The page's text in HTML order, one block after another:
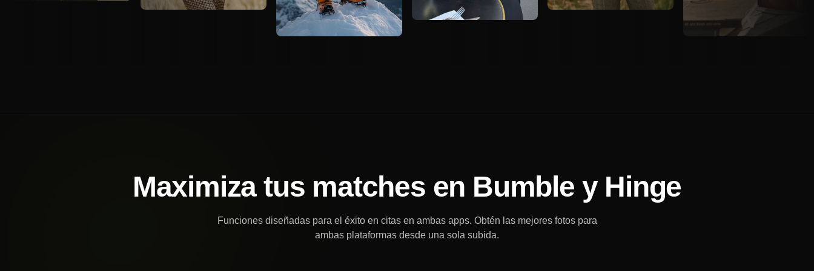
Maximiza tus matches en Bumble y Hinge
Funciones diseñadas para el éxito en citas en ambas apps. Obtén las mejores fotos para
ambas plataformas desde una sola subida.